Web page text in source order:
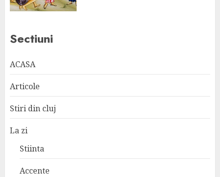
Sectiuni
ACASA
Articole
Stiri din cluj
La zi
Stiinta
Accente